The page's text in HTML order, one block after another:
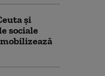
și
sociale